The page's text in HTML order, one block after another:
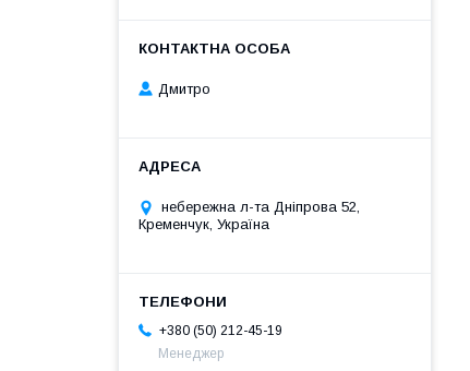
Дмитро
небережна л-та Дніпрова 52,
Кременчук, Україна
+380 (50) 212-45-19
Менеджер